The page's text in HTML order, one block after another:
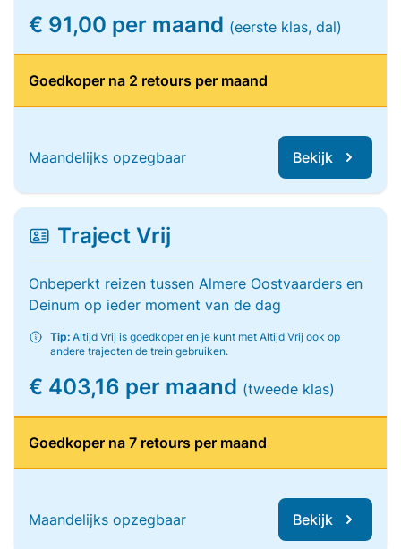
€ 91,00 per maand (eerste klas, dal)
Goedkoper na 2 retours per maand
Maandelijks opzegbaar Bekijk
Traject Vrij
Onbeperkt reizen tussen Almere Oostvaarders en
Deinum op ieder moment van de dag
Tip: Altijd Vrij is goedkoper en je kunt met Altijd Vrij ook op
andere trajecten de trein gebruiken.
€ 403,16 per maand (tweede klas)
Goedkoper na 7 retours per maand
Maandelijks opzegbaar Bekijk